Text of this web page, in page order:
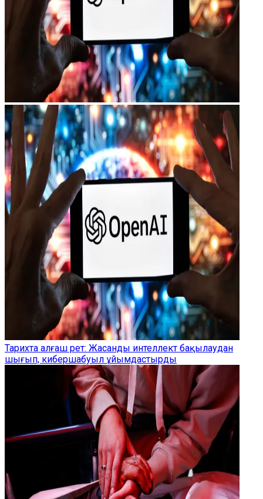
Тарихта алғаш рет: Жасанды интеллект бақылаудан
шығып, кибершабуыл ұйымдастырды